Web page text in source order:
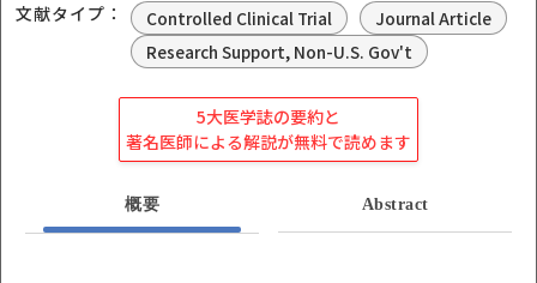
文献タイプ：
Controlled Clinical Trial
Journal Article
Research Support, Non-U.S. Gov't
5大医学誌の要約と
著名医師による解説が無料で読めます
概要 Abstract